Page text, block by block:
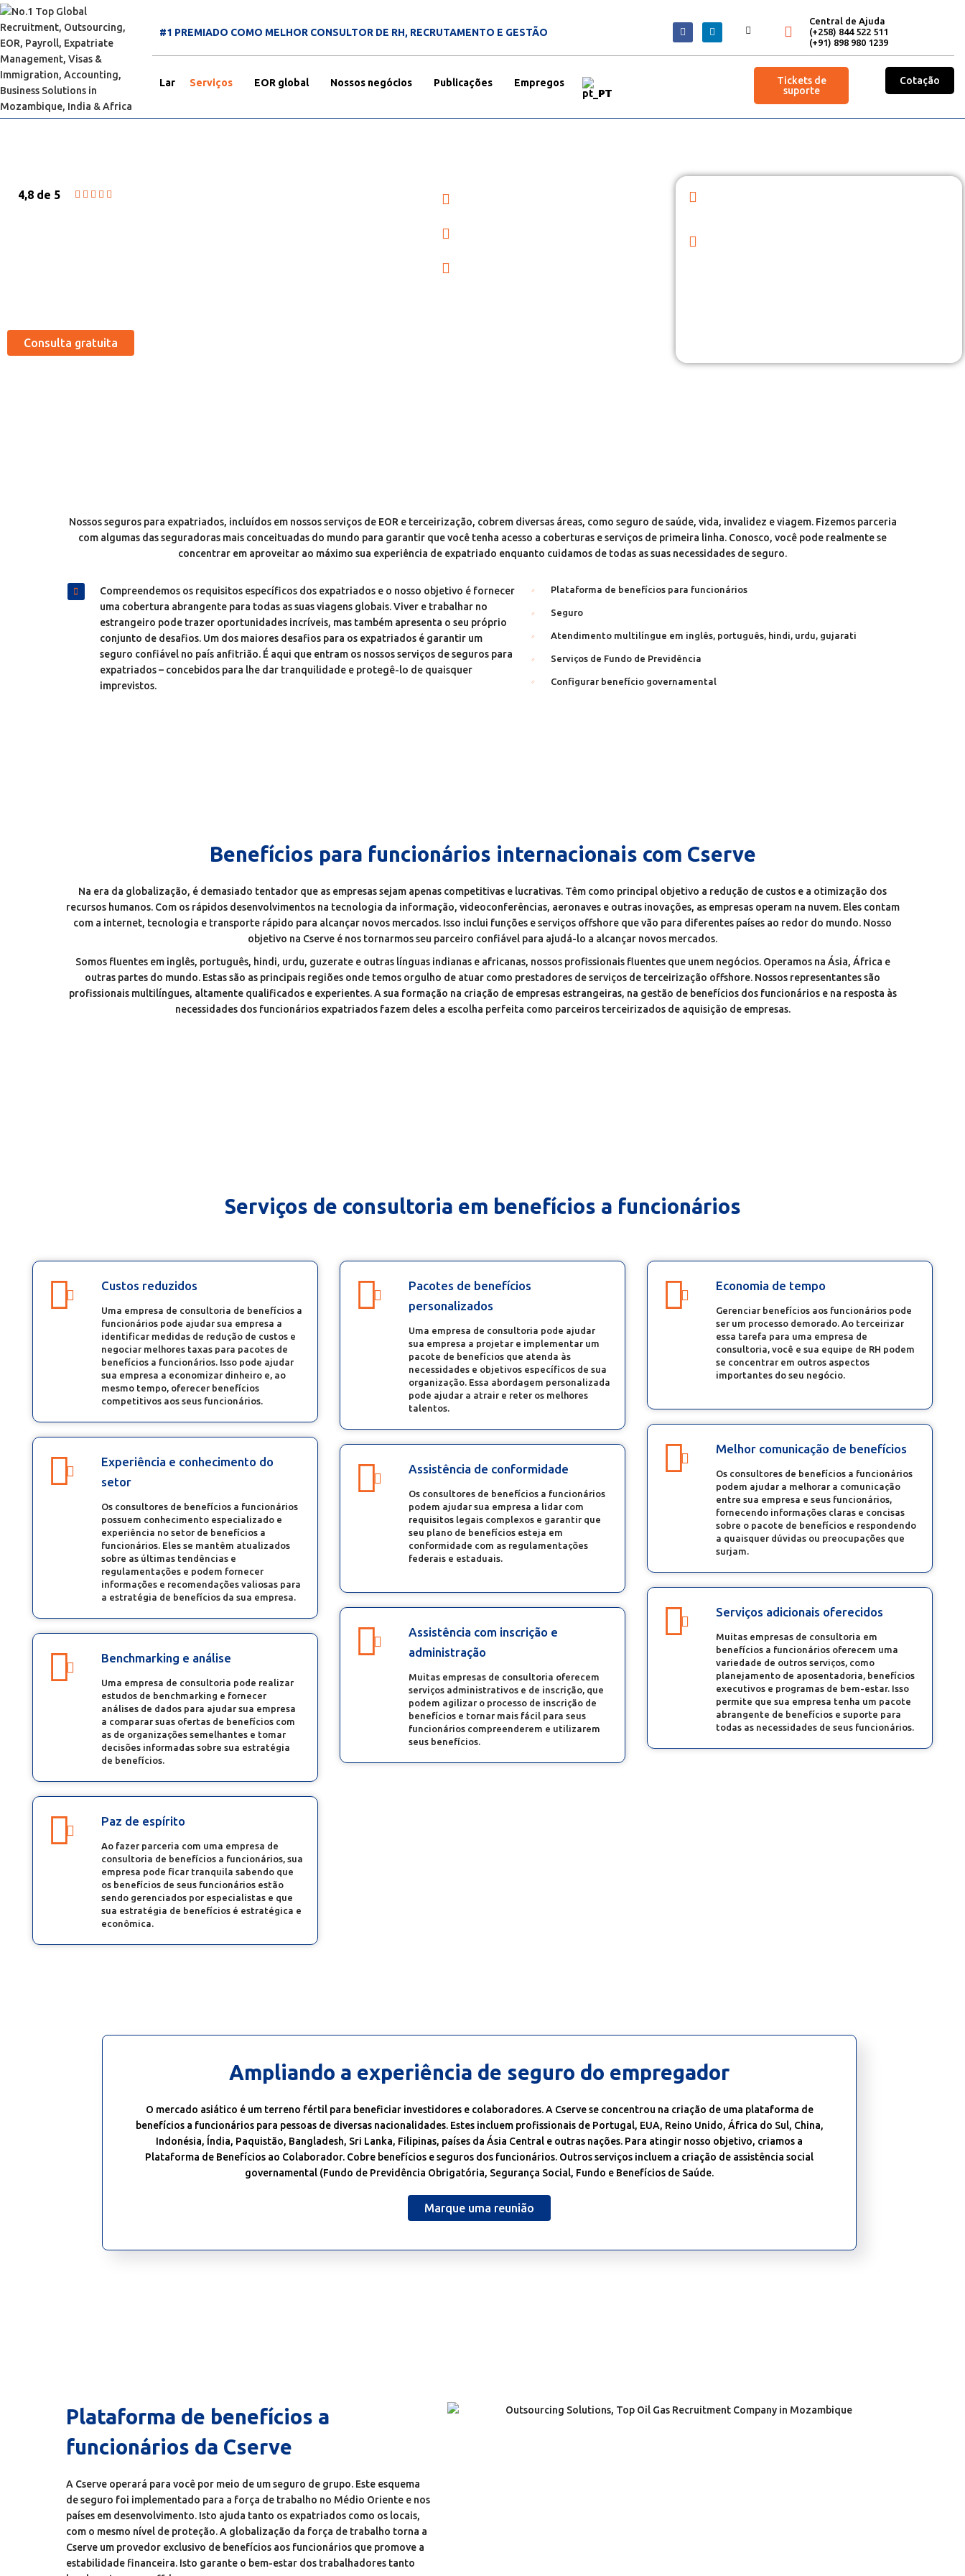
#1 PREMIADO COMO MELHOR CONSULTOR DE RH, RECRUTAMENTO E GESTÃO
Central de Ajuda
(+258) 844 522 511
(+91) 898 980 1239
Lar Serviços EOR global Nossos negócios Publicações
Empregos
PT
Tickets de
suporte
Cotação
4,8 de 5     
Consulta gratuita
Nossos seguros para expatriados, incluídos em nossos serviços de EOR e terceirização, cobrem diversas áreas, como seguro de saúde, vida, invalidez e viagem. Fizemos parceria
com algumas das seguradoras mais conceituadas do mundo para garantir que você tenha acesso a coberturas e serviços de primeira linha. Conosco, você pode realmente se
concentrar em aproveitar ao máximo sua experiência de expatriado enquanto cuidamos de todas as suas necessidades de seguro.
Compreendemos os requisitos específicos dos expatriados e o nosso objetivo é fornecer
uma cobertura abrangente para todas as suas viagens globais. Viver e trabalhar no
estrangeiro pode trazer oportunidades incríveis, mas também apresenta o seu próprio
conjunto de desafios. Um dos maiores desafios para os expatriados é garantir um
seguro confiável no país anfitrião. É aqui que entram os nossos serviços de seguros para
expatriados – concebidos para lhe dar tranquilidade e protegê-lo de quaisquer
imprevistos.
Plataforma de benefícios para funcionários
Seguro
Atendimento multilíngue em inglês, português, hindi, urdu, gujarati
Serviços de Fundo de Previdência
Configurar benefício governamental
Benefícios para funcionários internacionais com Cserve
Na era da globalização, é demasiado tentador que as empresas sejam apenas competitivas e lucrativas. Têm como principal objetivo a redução de custos e a otimização dos
recursos humanos. Com os rápidos desenvolvimentos na tecnologia da informação, videoconferências, aeronaves e outras inovações, as empresas operam na nuvem. Eles contam
com a internet, tecnologia e transporte rápido para alcançar novos mercados. Isso inclui funções e serviços offshore que vão para diferentes países ao redor do mundo. Nosso
objetivo na Cserve é nos tornarmos seu parceiro confiável para ajudá-lo a alcançar novos mercados.
Somos fluentes em inglês, português, hindi, urdu, guzerate e outras línguas indianas e africanas, nossos profissionais fluentes que unem negócios. Operamos na Ásia, África e
outras partes do mundo. Estas são as principais regiões onde temos orgulho de atuar como prestadores de serviços de terceirização offshore. Nossos representantes são
profissionais multilíngues, altamente qualificados e experientes. A sua formação na criação de empresas estrangeiras, na gestão de benefícios dos funcionários e na resposta às
necessidades dos funcionários expatriados fazem deles a escolha perfeita como parceiros terceirizados de aquisição de empresas.
Serviços de consultoria em benefícios a funcionários
Custos reduzidos
Uma empresa de consultoria de benefícios a
funcionários pode ajudar sua empresa a
identificar medidas de redução de custos e
negociar melhores taxas para pacotes de
benefícios a funcionários. Isso pode ajudar
sua empresa a economizar dinheiro e, ao
mesmo tempo, oferecer benefícios
competitivos aos seus funcionários.
Experiência e conhecimento do
setor
Os consultores de benefícios a funcionários
possuem conhecimento especializado e
experiência no setor de benefícios a
funcionários. Eles se mantêm atualizados
sobre as últimas tendências e
regulamentações e podem fornecer
informações e recomendações valiosas para
a estratégia de benefícios da sua empresa.
Benchmarking e análise
Uma empresa de consultoria pode realizar
estudos de benchmarking e fornecer
análises de dados para ajudar sua empresa
a comparar suas ofertas de benefícios com
as de organizações semelhantes e tomar
decisões informadas sobre sua estratégia
de benefícios.
Paz de espírito
Ao fazer parceria com uma empresa de
consultoria de benefícios a funcionários, sua
empresa pode ficar tranquila sabendo que
os benefícios de seus funcionários estão
sendo gerenciados por especialistas e que
sua estratégia de benefícios é estratégica e
econômica.
Pacotes de benefícios
personalizados
Uma empresa de consultoria pode ajudar
sua empresa a projetar e implementar um
pacote de benefícios que atenda às
necessidades e objetivos específicos de sua
organização. Essa abordagem personalizada
pode ajudar a atrair e reter os melhores
talentos.
Assistência de conformidade
Os consultores de benefícios a funcionários
podem ajudar sua empresa a lidar com
requisitos legais complexos e garantir que
seu plano de benefícios esteja em
conformidade com as regulamentações
federais e estaduais.
Assistência com inscrição e
administração
Muitas empresas de consultoria oferecem
serviços administrativos e de inscrição, que
podem agilizar o processo de inscrição de
benefícios e tornar mais fácil para seus
funcionários compreenderem e utilizarem
seus benefícios.
Economia de tempo
Gerenciar benefícios aos funcionários pode
ser um processo demorado. Ao terceirizar
essa tarefa para uma empresa de
consultoria, você e sua equipe de RH podem
se concentrar em outros aspectos
importantes do seu negócio.
Melhor comunicação de benefícios
Os consultores de benefícios a funcionários
podem ajudar a melhorar a comunicação
entre sua empresa e seus funcionários,
fornecendo informações claras e concisas
sobre o pacote de benefícios e respondendo
a quaisquer dúvidas ou preocupações que
surjam.
Serviços adicionais oferecidos
Muitas empresas de consultoria em
benefícios a funcionários oferecem uma
variedade de outros serviços, como
planejamento de aposentadoria, benefícios
executivos e programas de bem-estar. Isso
permite que sua empresa tenha um pacote
abrangente de benefícios e suporte para
todas as necessidades de seus funcionários.
Ampliando a experiência de seguro do empregador
O mercado asiático é um terreno fértil para beneficiar investidores e colaboradores. A Cserve se concentrou na criação de uma plataforma de
benefícios a funcionários para pessoas de diversas nacionalidades. Estes incluem profissionais de Portugal, EUA, Reino Unido, África do Sul, China,
Indonésia, Índia, Paquistão, Bangladesh, Sri Lanka, Filipinas, países da Ásia Central e outras nações. Para atingir nosso objetivo, criamos a
Plataforma de Benefícios ao Colaborador. Cobre benefícios e seguros dos funcionários. Outros serviços incluem a criação de assistência social
governamental (Fundo de Previdência Obrigatória, Segurança Social, Fundo e Benefícios de Saúde.
Marque uma reunião
Plataforma de benefícios a
funcionários da Cserve
A Cserve operará para você por meio de um seguro de grupo. Este esquema
de seguro foi implementado para a força de trabalho no Médio Oriente e nos
países em desenvolvimento. Isto ajuda tanto os expatriados como os locais,
com o mesmo nível de proteção. A globalização da força de trabalho torna a
Cserve um provedor exclusivo de benefícios aos funcionários que promove a
estabilidade financeira. Isto garante o bem-estar dos trabalhadores tanto